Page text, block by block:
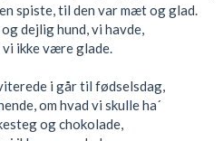
spiste, til den var mæt og glad.
dejlig hund, vi havde,
ikke være glade.
i går til fødselsdag,
om hvad vi skulle ha´
og chokolade,